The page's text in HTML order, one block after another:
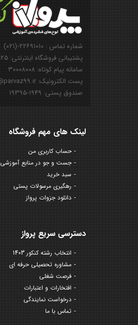
شماره تماس : ۲۲۶۹۱۰۱۰-(۰۲۱)
پشتیبانی فروشگاه اینترنتی: ۰۹۱۲۸۵۰۱۱۲۵
سامانه پیام کوتاه: ۳۰۰۰۸۰۰۸
پست الکترونیک: info@parvaz99.ir
صندوق پستی: ۱۹۴۹-۱۹۳۹۵
لینک های مهم فروشگاه
حساب کاربری من
جست و جو در منابع آموزشی
سبد خرید
رهگیری مرسولات پستی
دانلود جزوات پرواز
دسترسی سریع پرواز
انتخاب رشته کنکور 1403
مشاوره تحصیلی حرفه ای
فرصت شغلی
افتخارات و اعتبارات
درخواست نمایندگی
تماس با ما